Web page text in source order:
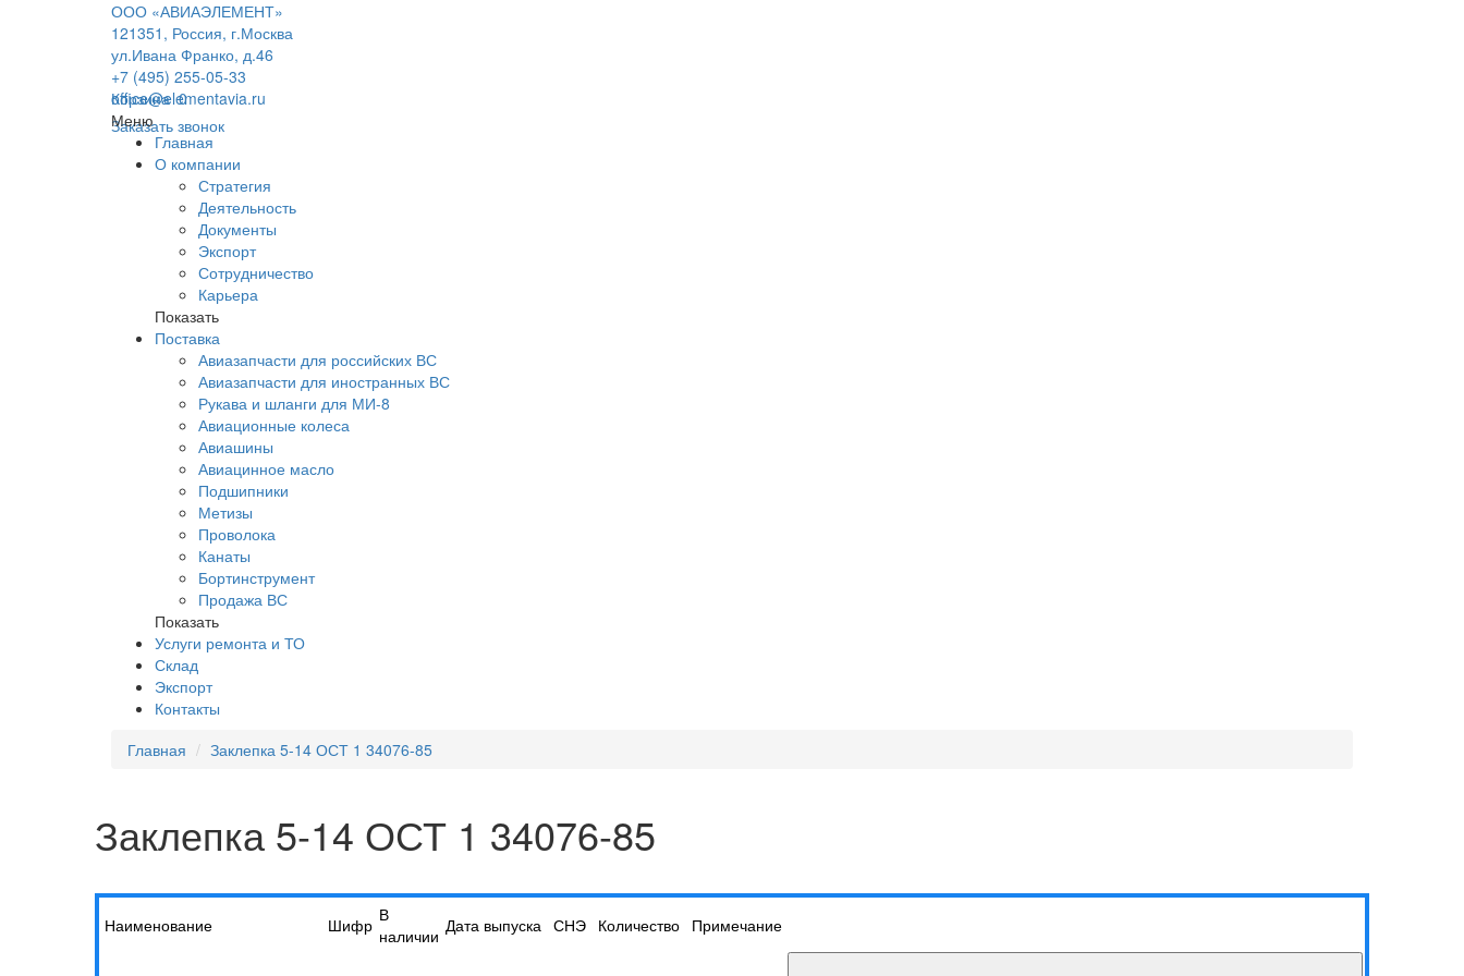
ООО «АВИАЭЛЕМЕНТ»
121351, Россия, г.Москва
ул.Ивана Франко, д.46
+7 (495) 255-05-33
office@elementavia.ru
Заказать звонок
Корзина0
Меню
Главная
О компании
Стратегия
Деятельность
Документы
Экспорт
Сотрудничество
Карьера
Показать
Поставка
Авиазапчасти для российских ВС
Авиазапчасти для иностранных ВС
Рукава и шланги для МИ-8
Авиационные колеса
Авиашины
Авиацинное масло
Подшипники
Метизы
Проволока
Канаты
Бортинструмент
Продажа ВС
Показать
Услуги ремонта и ТО
Склад
Экспорт
Контакты
Главная
Заклепка 5-14 ОСТ 1 34076-85
Заклепка 5-14 ОСТ 1 34076-85
Наименование Шифр В
наличии Дата выпуска СНЭ Количество Примечание